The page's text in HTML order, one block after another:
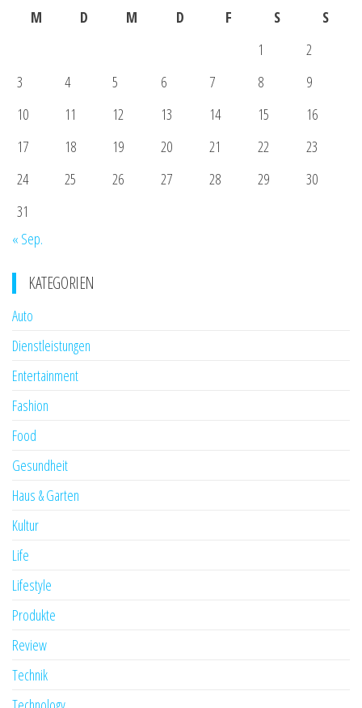
M
D M D F S
S
1
2
3
4 5 6 7 8
9
10
11 12 13 14 15
16
17
18 19 20 21 22
23
24
25 26 27 28 29
30
31
« Sep.
KATEGORIEN
Auto
Dienstleistungen
Entertainment
Fashion
Food
Gesundheit
Haus & Garten
Kultur
Life
Lifestyle
Produkte
Review
Technik